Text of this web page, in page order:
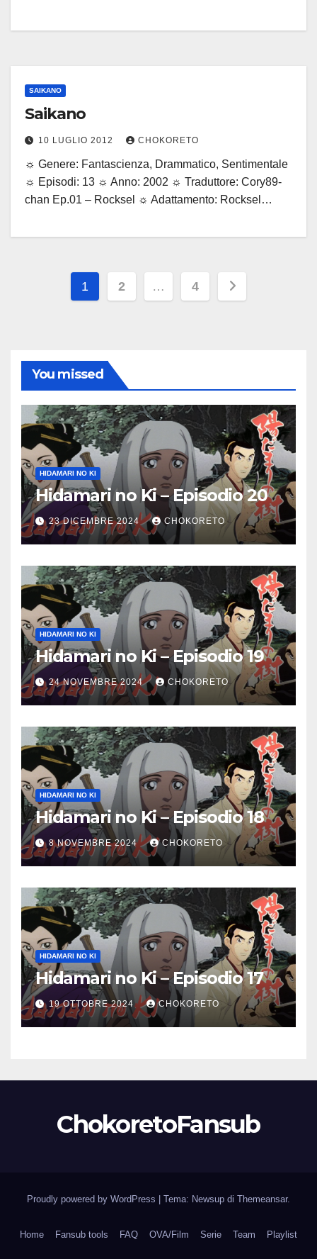
SAIKANO
Saikano
10 LUGLIO 2012 CHOKORETO
☼ Genere: Fantascienza, Drammatico, Sentimentale
☼ Episodi: 13 ☼ Anno: 2002 ☼ Traduttore: Cory89-
chan Ep.01 – Rocksel ☼ Adattamento: Rocksel…
Paginazione
1 2 … 4
You missed
HIDAMARI NO KI
Hidamari no Ki – Episodio 20
23 DICEMBRE 2024 CHOKORETO
HIDAMARI NO KI
Hidamari no Ki – Episodio 19
24 NOVEMBRE 2024 CHOKORETO
HIDAMARI NO KI
Hidamari no Ki – Episodio 18
8 NOVEMBRE 2024 CHOKORETO
HIDAMARI NO KI
Hidamari no Ki – Episodio 17
19 OTTOBRE 2024 CHOKORETO
ChokoretoFansub
Proudly powered by WordPress Tema: Newsup di Themeansar.
Home Fansub tools FAQ OVA/Film Serie Team Playlist